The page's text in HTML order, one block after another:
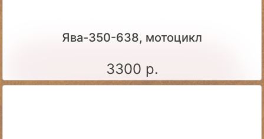
Ява-350-638, мотоцикл
3300 р.